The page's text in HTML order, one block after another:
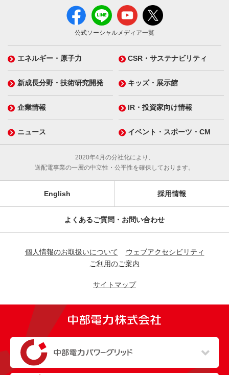
公式ソーシャルメディア一覧
エネルギー・原子力 CSR・サステナビリティ
新成長分野・技術研究開発 キッズ・展示館
企業情報 IR・投資家向け情報
ニュース イベント・スポーツ・CM
2020年4月の分社化により、
送配電事業の一層の中立性・公平性を確保しております。
English 採用情報
よくあるご質問・お問い合わせ
個人情報のお取扱いについて
ウェブアクセシビリティ
ご利用のご案内
サイトマップ
（新しいウィンドウを開きます）